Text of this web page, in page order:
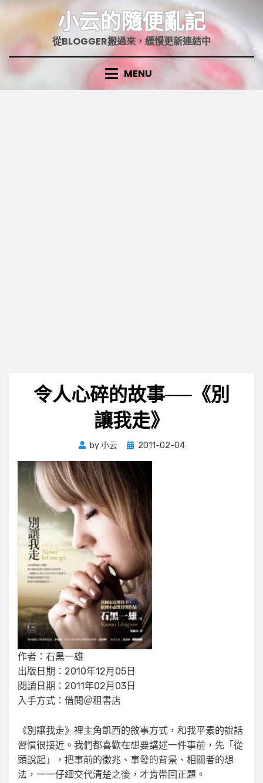
小云的隨便亂記
從BLOGGER搬過來，緩慢更新連結中
MENU
令人心碎的故事──《別
讓我走》
by小云
Posted
2011-02-04
作者：石黑一雄
出版日期：2010年12月05日
閱讀日期：2011年02月03日
入手方式：借閱＠租書店
《別讓我走》裡主角凱西的敘事方式，和我平素的說話
習慣很接近。我們都喜歡在想要講述一件事前，先「從
頭說起」，把事前的徵兆、事發的背景、相關者的想
法，一一仔細交代清楚之後，才肯帶回正題。